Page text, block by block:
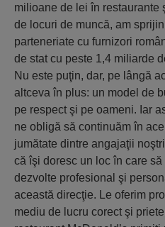
milioane de lei în restaurante
de locuri de muncă, am
parteneriate cu furnizori
de stat cu peste 1,4 miliarde
Nu este puţin, dar, pe lângă
altceva în plus: un model de
pe respect şi pe oameni. Iar
ne obligă să continuăm în
jumătate dintre angajaţii
că îşi doresc un loc în care
dezvolte profesional şi
această direcţie. Le oferim
mediu de lucru corect şi